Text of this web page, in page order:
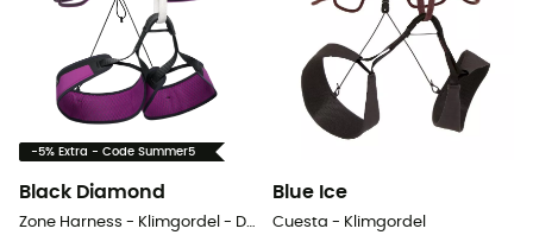
-5% Extra - Code Summer5
Black Diamond Blue Ice
Cuesta - Klimgordel